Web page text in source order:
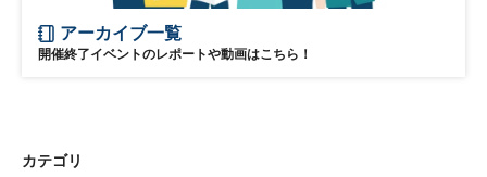
アーカイブ一覧
開催終了イベントのレポートや動画はこちら！
カテゴリ